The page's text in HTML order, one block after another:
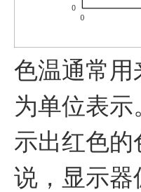
色温通常
为单位表
示出红色
说，显示器